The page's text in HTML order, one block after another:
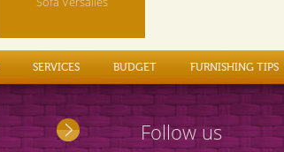
SERVICES BUDGET FURNISHING TIPS
Follow us